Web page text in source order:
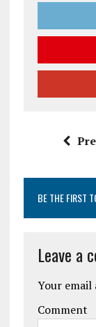
BE THE FIRST
Leave a
Your email
Comment